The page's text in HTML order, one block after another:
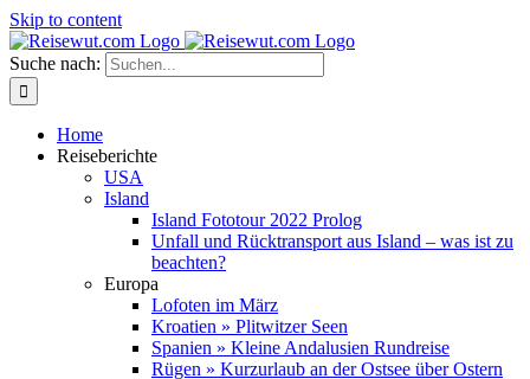
Skip to content
Suche nach:
Home
Reiseberichte
USA
Island
Island Fototour 2022 Prolog
Unfall und Rücktransport aus Island – was ist zu
beachten?
Europa
Lofoten im März
Kroatien » Plitwitzer Seen
Spanien » Kleine Andalusien Rundreise
Rügen » Kurzurlaub an der Ostsee über Ostern